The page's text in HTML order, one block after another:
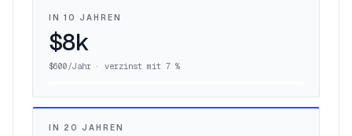
IN 10 JAHREN
$8k
$600/Jahr · verzinst mit 7 %
IN 20 JAHREN